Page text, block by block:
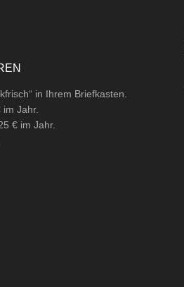
in Ihrem Briefkasten.
Jahr.
€ im Jahr.